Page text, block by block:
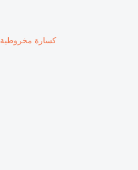
كسارة مخروطية Sandvik Renewed CH660